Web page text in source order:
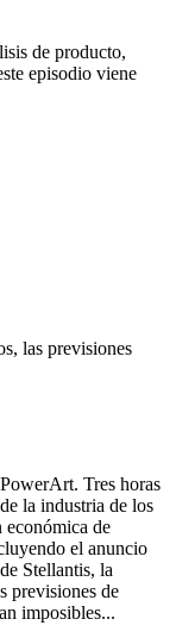
de producto,
episodio viene
las previsiones
Tres horas
la industria de los
económica de
el anuncio
Stellantis, la
previsiones de
imposibles...